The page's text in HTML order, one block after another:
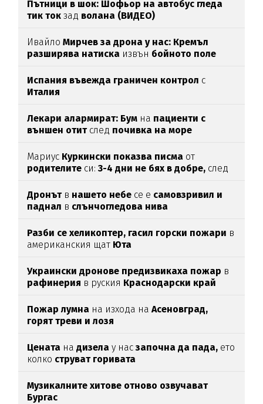
Пътници в шок: Шофьор на автобус гледа
тик ток зад волана (ВИДЕО)
ИвайлоМирчев за дрона у нас: Кремъл
разширява натиска извън бойното поле
Испания въвежда граничен контрол с
Италия
Лекари алармират: Бум на пациенти с
външен отитслед почивка на море
Мариус Куркински показва писма от
родителите си:3-4 дни не бях в добре, след
Дронътв нашето небе се е самовзривил и
паднал в слънчогледова нива
Разби се хеликоптер, гасил горски пожари в
американския щат Юта
Украински дронове предизвикаха пожар в
рафинерия в руския Краснодарски край
Пожар лумна на изхода наАсеновград,
горят треви и лозя
Цената надизела у насзапочна да пада, ето
колко струват горивата
Музикалните хитове отново озвучават
Бургас